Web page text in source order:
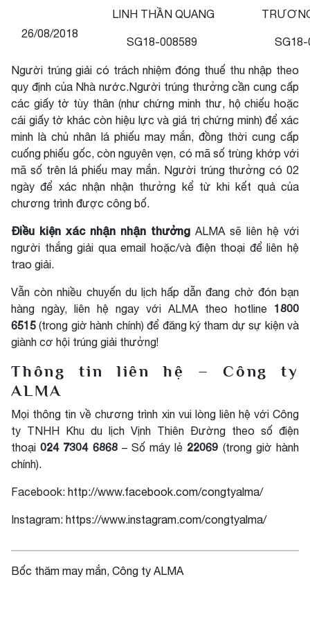
26/08/2018
LINH THẦN QUANG
SG18-008589 SG18-
Người trúng giải có trách nhiệm đóng thuế thu nhập theo
quy định của Nhà nước.Người trúng thưởng cần cung cấp
các giấy tờ tùy thân (như chứng minh thư, hộ chiếu hoặc
cái giấy tờ khác còn hiệu lực và giá trị chứng minh) để xác
minh là chủ nhân lá phiếu may mắn, đồng thời cung cấp
cuống phiếu gốc, còn nguyên vẹn, có mã số trùng khớp với
mã số trên lá phiếu may mắn. Người trúng thưởng có 02
ngày để xác nhận nhận thưởng kể từ khi kết quả của
chương trình được công bố.
Điều kiện xác nhận nhận thưởng ALMA sẽ liên hệ với
người thắng giải qua email hoặc/và điện thoại để liên hệ
trao giải.
Vẫn còn nhiều chuyến du lịch hấp dẫn đang chờ đón bạn
hàng ngày, liên hệ ngay với ALMA theo hotline 1800
6515 (trong giờ hành chính) để đăng ký tham dự sự kiện và
giành cơ hội trúng giải thưởng!
Thông tin liên hệ – Công ty
ALMA
Mọi thông tin về chương trình xin vui lòng liên hệ với Công
ty TNHH Khu du lịch Vịnh Thiên Đường theo số điện
thoại024 7304 6868– Số máy lẻ 22069 (trong giờ hành
chính).
Facebook: http://www.facebook.com/congtyalma/
Instagram: https://www.instagram.com/congtyalma/
Bốc thăm may mắn, Công ty ALMA